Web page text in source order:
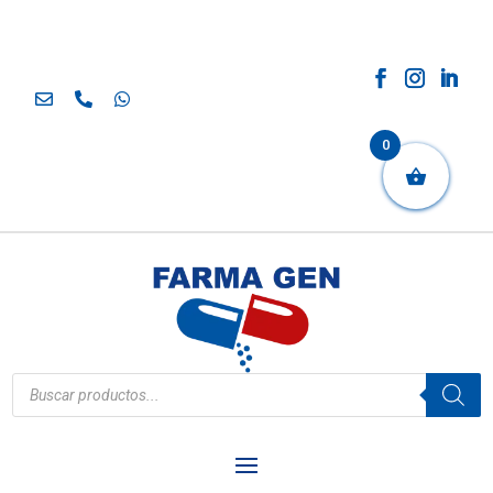
Búsqueda
de
productos
0